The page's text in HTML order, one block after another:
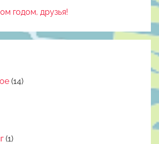
годом, друзья!
(14)
(1)